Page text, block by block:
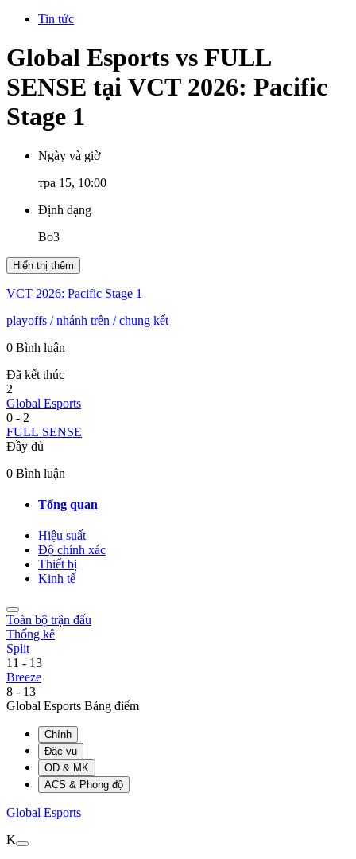
Tin tức
Global Esports vs FULL
SENSE tại VCT 2026: Pacific
Stage 1
Ngày và giờ
тра 15, 10:00
Định dạng
Bo3
Hiển thị thêm
VCT 2026: Pacific Stage 1
playoffs / nhánh trên / chung kết
0 Bình luận
Đã kết thúc
2
Global Esports
0 - 2
FULL SENSE
Đầy đủ
0 Bình luận
Tổng quan
Hiệu suất
Độ chính xác
Thiết bị
Kinh tế
Toàn bộ trận đấu
Thống kê
Split
11 - 13
Breeze
8 - 13
Global Esports Bảng điểm
Chính
Đặc vụ
OD & MK
ACS & Phong độ
Global Esports
K